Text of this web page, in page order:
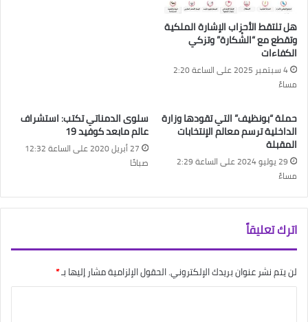
هل تلتقط الأحزاب الإشارة الملكية
وتقطع مع “الشْكارة” وتزكي
الكفاءات
4 سبتمبر 2025 على الساعة 2:20
مساءً
حملة “بونظيف” التي تقودها وزارة
الداخلية ترسم معالم الإنتخابات
المقبلة
29 يوليو 2024 على الساعة 2:29
مساءً
سلوى الدمناتي تكتب: استشراف
عالم مابعد كوفيد 19
27 أبريل 2020 على الساعة 12:32
صباحًا
اترك تعليقاً
لن يتم نشر عنوان بريدك الإلكتروني.الحقول الإلزامية مشار إليها بـ*